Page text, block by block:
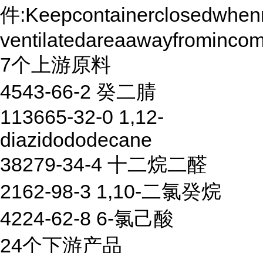
件
7个上游原料
4543-66-2 癸二腈
113665-32-0 1,12-
diazidododecane
38279-34-4 十二烷二醛
2162-98-3 1,10-二氯癸烷
4224-62-8 6-氯己酸
24个下游产品